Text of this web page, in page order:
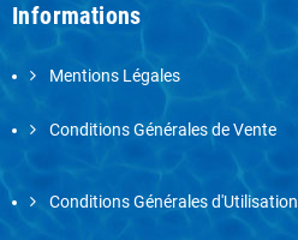
Informations
Mentions Légales
Conditions Générales de Vente
Conditions Générales d'Utilisation